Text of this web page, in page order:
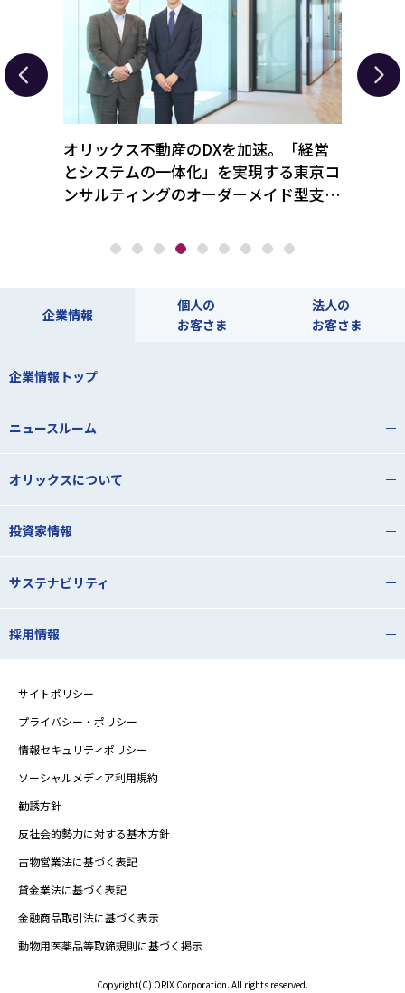
オリックス不動産のDXを加速。「経営
とシステムの一体化」を実現する東京コ
ンサルティングのオーダーメイド型支援
企業情報
個人の
お客さま
法人の
お客さま
企業情報トップ
ニュースルーム
オリックスについて
投資家情報
サステナビリティ
採用情報
サイトポリシー
プライバシー・ポリシー
情報セキュリティポリシー
ソーシャルメディア利用規約
勧誘方針
反社会的勢力に対する基本方針
古物営業法に基づく表記
貸金業法に基づく表記
金融商品取引法に基づく表示
動物用医薬品等取締規則に基づく掲示
Copyright(C) ORIX Corporation. All rights reserved.